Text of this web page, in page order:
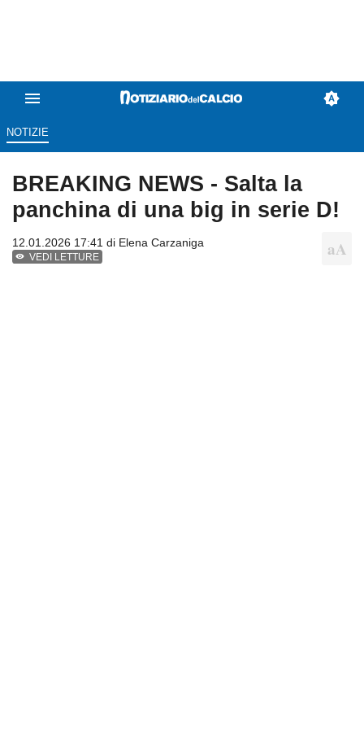
NOTIZIE
BREAKING NEWS - Salta la
panchina di una big in serie D!
12.01.2026 17:41 di Elena Carzaniga
VEDI LETTURE